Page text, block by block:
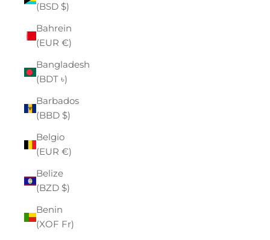
(BSD $)
Bahrein
(EUR €)
Bangladesh
(BDT ৳)
Barbados
(BBD $)
Belgio
(EUR €)
Belize
(BZD $)
Benin
(XOF Fr)